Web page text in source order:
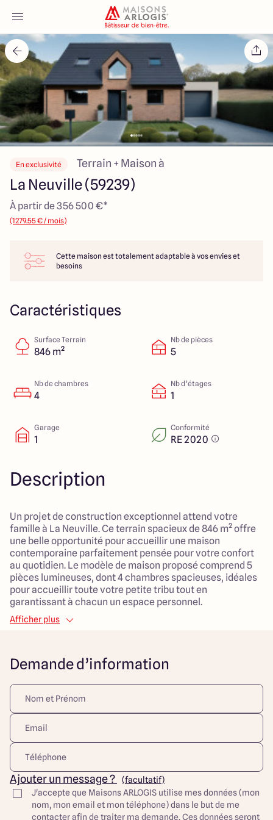
Accueil
Nos maisons
Nos annonces
Votre projet
Qui sommes-nous
Maisons ARLOGIS Nord
4.4
En exclusivité Terrain + Maison à
La Neuville (59239)
À partir de 356 500 €*
(1279.55 € / mois)
Cette maison est totalement adaptable à vos envies et
besoins
Caractéristiques
Surface Terrain
846 m²
Nb de pièces
5
Nb de chambres
4
Nb d’étages
1
Garage
1
Conformité
RE 2020
Description
Un projet de construction exceptionnel attend votre
famille à La Neuville. Ce terrain spacieux de 846 m² offre
une belle opportunité pour accueillir une maison
contemporaine parfaitement pensée pour votre confort
au quotidien. Le modèle de maison proposé comprend 5
pièces lumineuses, dont 4 chambres spacieuses, idéales
pour accueillir toute votre petite tribu tout en
garantissant à chacun un espace personnel.
Le salon de 45 m², véritable cœur de la maison, sera un
rangement supplémentaire et un accès facilité. Ce projet
modernes, avec un chauffage par pompe à chaleur et une
distribution d'eau chaude individuelle, assurant un
confort optimal tout au long de l'année.
La situation de ce terrain en milieu urbain vous permettra
de bénéficier de la proximité avec les commodités et les
services nécessaires, tout en offrant un cadre de vie
paisible et agréable, adapté à l'épanouissement des
enfants. Ce projet de construction n'attend plus que vous
pour donner vie à votre nouvelle maison familiale. Ne
laissez pas passer cette opportunité de créer un foyer
Afficher plus
Demande d’information
Ajouter un message ?
(facultatif)
J'accepte que Maisons ARLOGIS utilise mes données (mon
nom, mon email et mon téléphone) dans le but de me
contacter afin de traiter ma demande. Ces données seront